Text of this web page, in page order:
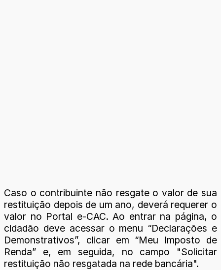
Caso o contribuinte não resgate o valor de sua
restituição depois de um ano, deverá requerer o
valor no Portal e-CAC. Ao entrar na página, o
cidadão deve acessar o menu “Declarações e
Demonstrativos”, clicar em “Meu Imposto de
Renda” e, em seguida, no campo "Solicitar
restituição não resgatada na rede bancária".